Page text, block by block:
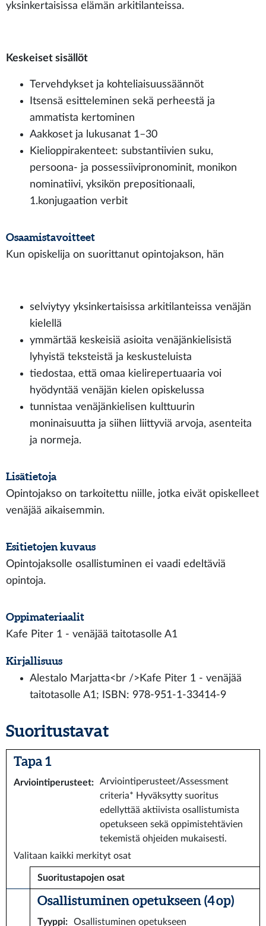
yksinkertaisissa elämän arkitilanteissa.
Keskeiset sisällöt
Tervehdykset ja kohteliaisuussäännöt
Itsensä esitteleminen sekä perheestä ja
ammatista kertominen
Aakkoset ja lukusanat 1–30
Kielioppirakenteet: substantiivien suku,
persoona- ja possessiivipronominit, monikon
nominatiivi, yksikön prepositionaali,
1.konjugaation verbit
Osaamistavoitteet
Kun opiskelija on suorittanut opintojakson, hän
selviytyy yksinkertaisissa arkitilanteissa venäjän
kielellä
ymmärtää keskeisiä asioita venäjänkielisistä
lyhyistä teksteistä ja keskusteluista
tiedostaa, että omaa kielirepertuaaria voi
hyödyntää venäjän kielen opiskelussa
tunnistaa venäjänkielisen kulttuurin
moninaisuutta ja siihen liittyviä arvoja, asenteita
ja normeja.
Lisätietoja
Opintojakso on tarkoitettu niille, jotka eivät opiskelleet
venäjää aikaisemmin.
Esitietojen kuvaus
Opintojaksolle osallistuminen ei vaadi edeltäviä
opintoja.
Oppimateriaalit
Kafe Piter 1 - venäjää taitotasolle A1
Kirjallisuus
Alestalo Marjatta<br />Kafe Piter 1 - venäjää
taitotasolle A1; ISBN: 978-951-1-33414-9
Suoritustavat
Tapa 1
Arviointiperusteet:
Arviointiperusteet/Assessment
criteria* Hyväksytty suoritus
edellyttää aktiivista osallistumista
opetukseen sekä oppimistehtävien
tekemistä ohjeiden mukaisesti.
Valitaan kaikki merkityt osat
Suoritustapojen osat
Osallistuminen opetukseen (4 op)
Tyyppi: Osallistuminen opetukseen